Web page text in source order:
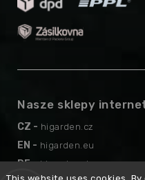
Nasze sklepy
CZ - higarden.cz
EN - higarden.eu
DE - higarden.de